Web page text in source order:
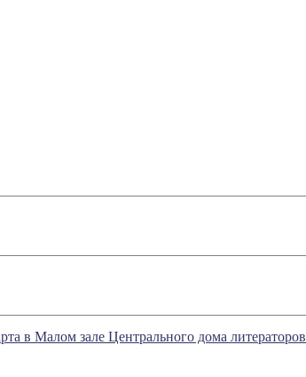
в Малом зале Центрального дома литераторов